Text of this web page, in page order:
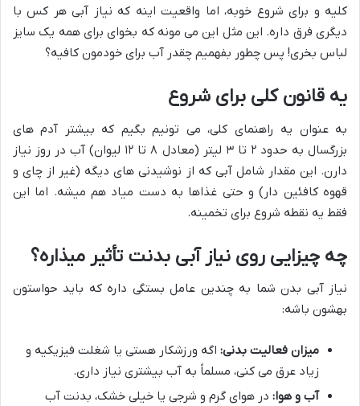
کلیه و برای شروع خوبه، اما واقعیت اینه که نیاز آبی هر کس با
دیگری فرق داره. این مثل این می مونه که بخوای برای همه یک سایز
لباس بخری! پس چطور بفهمیم چقدر آب برای خودمون کافیه؟
یه قانون کلی برای شروع
به عنوان یه راهنمای کلی، می تونیم بگیم که بیشتر آدم های
بزرگسال به حدود ۲ تا ۳ لیتر (معادل ۸ تا ۱۲ لیوان) آب در روز نیاز
دارن. این مقدار شامل آبی که از نوشیدنی های دیگه (غیر از چای و
قهوه کافئین دار) و حتی غذاها به دست میاد هم میشه. اما این
فقط یه نقطه شروع برای تخمینه.
چه چیزایی روی نیاز آبی بدنت تأثیر میذاره؟
نیاز آبی بدن شما به چندین عامل بستگی داره که باید حواستون
بهشون باشه:
میزان فعالیت بدنی: اگه ورزشکار هستی یا شغلت فیزیکیه و
زیاد عرق می کنی، مسلماً به آب بیشتری نیاز داری.
آب و هوا: در هوای گرم و شرجی یا خیلی خشک، بدنت آب